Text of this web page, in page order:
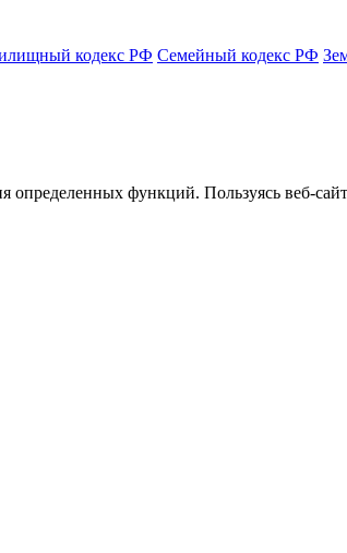
кодекс РФ Семейный кодекс РФ
определенных функций. Пользуясь веб-